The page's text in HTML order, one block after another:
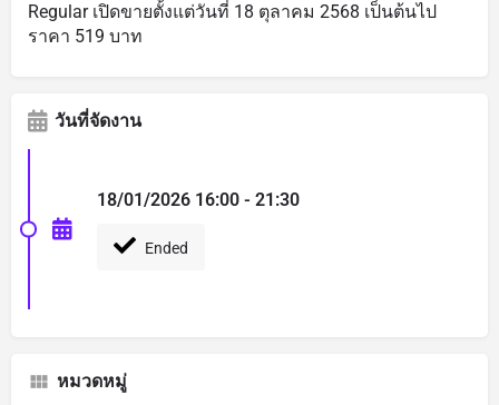
Regular เปิดขายตั้งแต่วันที่ 18 ตุลาคม 2568 เป็นต้นไป
ราคา 519 บาท
วันที่จัดงาน
18/01/2026 16:00 - 21:30
Ended
หมวดหมู่